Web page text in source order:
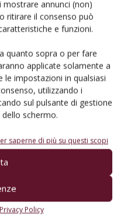
annunci (non)
ritirare il consenso può
e funzioni.
quanto sopra o per fare
applicate solamente a
le impostazioni in qualsiasi
utilizzando i
sul pulsante di gestione
schermo.
saperne di più su questi scopi
Privacy Policy
e Prodotti
un'azienda o un
agli agricoltori